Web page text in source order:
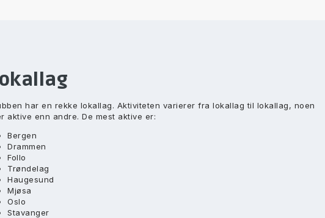
har en rekke lokallag. Aktiviteten varierer fra lokallag til lokallag, noen
aktive enn andre. De mest aktive er:
Bergen
Drammen
Follo
Trøndelag
Haugesund
Mjøsa
Oslo
Stavanger